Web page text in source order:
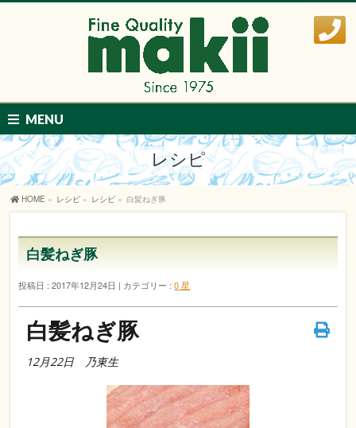
MENU
レシピ
HOME » レシピ » レシピ » 白髪ねぎ豚
白髪ねぎ豚
投稿日 : 2017年12月24日 カテゴリー :0 星
白髪ねぎ豚
12月22日 乃東生